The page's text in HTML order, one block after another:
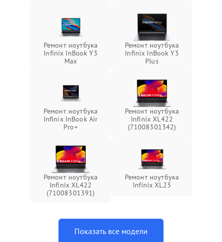
Ремонт ноутбука
Infinix InBook Y3
Max
Ремонт ноутбука
Infinix InBook Y3
Plus
Ремонт ноутбука
Infinix InBook Air
Pro+
Ремонт ноутбука
Infinix XL422
(71008301342)
Ремонт ноутбука
Infinix XL422
(71008301391)
Ремонт ноутбука
Infinix XL23
Показать все модели